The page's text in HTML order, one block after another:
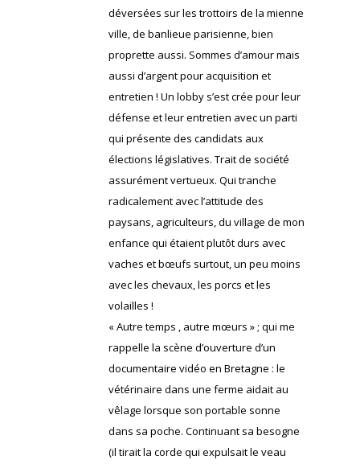
déversées sur les trottoirs de la mienne
ville, de banlieue parisienne, bien
proprette aussi. Sommes d’amour mais
aussi d’argent pour acquisition et
entretien ! Un lobby s’est crée pour leur
défense et leur entretien avec un parti
qui présente des candidats aux
élections législatives. Trait de société
assurément vertueux. Qui tranche
radicalement avec l’attitude des
paysans, agriculteurs, du village de mon
enfance qui étaient plutôt durs avec
vaches et bœufs surtout, un peu moins
avec les chevaux, les porcs et les
volailles !
« Autre temps , autre mœurs » ; qui me
rappelle la scène d’ouverture d’un
documentaire vidéo en Bretagne : le
vétérinaire dans une ferme aidait au
vêlage lorsque son portable sonne
dans sa poche. Continuant sa besogne
(il tirait la corde qui expulsait le veau